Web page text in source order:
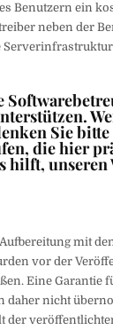
Benutzern ein
neben der
Sie
die hier
unseren
mit
vor der
Eine Garantie
nicht
der